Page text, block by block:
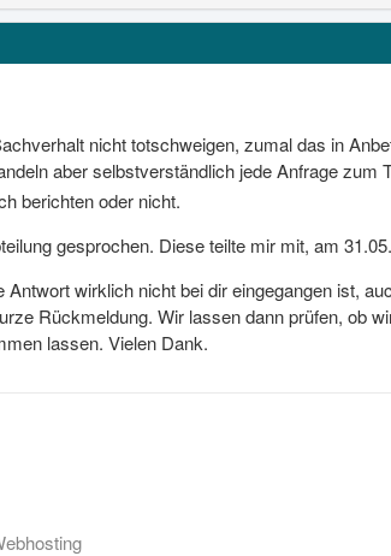
nicht totschweigen, zumal das in
aber selbstverständlich jede Anfrage
berichten oder nicht.
gesprochen. Diese teilte mir mit, am
wirklich nicht bei dir eingegangen ist,
Rückmeldung. Wir lassen dann prüfen, ob
lassen. Vielen Dank.